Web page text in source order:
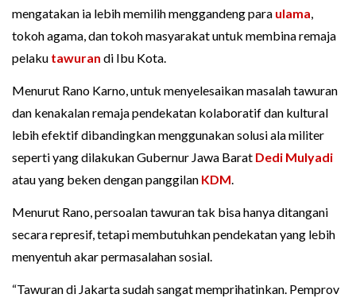
mengatakan ia lebih memilih menggandeng para ulama,
tokoh agama, dan tokoh masyarakat untuk membina remaja
pelaku tawuran di Ibu Kota.
Menurut Rano Karno, untuk menyelesaikan masalah tawuran
dan kenakalan remaja pendekatan kolaboratif dan kultural
lebih efektif dibandingkan menggunakan solusi ala militer
seperti yang dilakukan Gubernur Jawa Barat Dedi Mulyadi
atau yang beken dengan panggilan KDM.
Menurut Rano, persoalan tawuran tak bisa hanya ditangani
secara represif, tetapi membutuhkan pendekatan yang lebih
menyentuh akar permasalahan sosial.
“Tawuran di Jakarta sudah sangat memprihatinkan. Pemprov